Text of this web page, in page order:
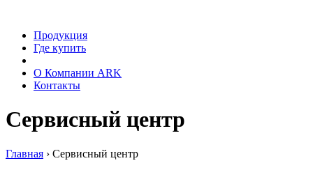
Продукция
Где купить
О Компании ARK
Контакты
Сервисный центр
Главная › Сервисный центр